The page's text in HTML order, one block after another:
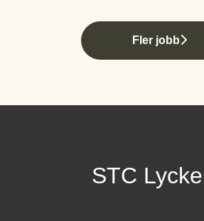
Fler jobb
STC